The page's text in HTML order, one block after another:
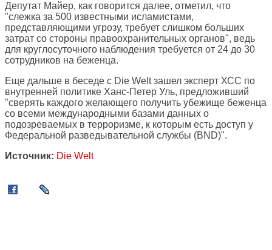
Депутат Майер, как говорится далее, отметил, что
"слежка за 500 известными исламистами,
представляющими угрозу, требует слишком больших
затрат со стороны правоохранительных органов", ведь
для круглосуточного наблюдения требуется от 24 до 30
сотрудников на беженца.
Еще дальше в беседе с Die Welt зашел эксперт ХСС по
внутренней политике Ханс-Петер Уль, предложивший
"сверять каждого желающего получить убежище беженца
со всеми международными базами данных о
подозреваемых в терроризме, к которым есть доступ у
Федеральной разведывательной службы (BND)".
Источник: Die Welt